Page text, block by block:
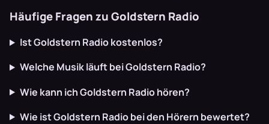
Häufige Fragen zu Goldstern Radio
Ist Goldstern Radio kostenlos?
Welche Musik läuft bei Goldstern Radio?
Wie kann ich Goldstern Radio hören?
Wie ist Goldstern Radio bei den Hörern bewertet?